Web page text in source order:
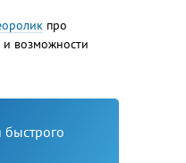
про
возможности
быстрого